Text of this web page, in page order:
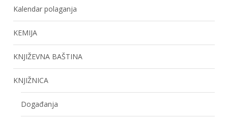
Kalendar polaganja
KEMIJA
KNJIŽEVNA BAŠTINA
KNJIŽNICA
Događanja